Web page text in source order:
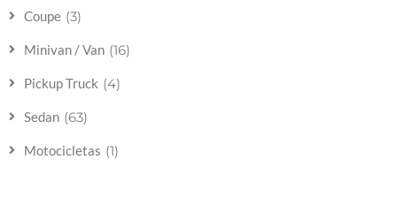
Coupe (3)
Minivan / Van (16)
Pickup Truck (4)
Sedan (63)
Motocicletas (1)